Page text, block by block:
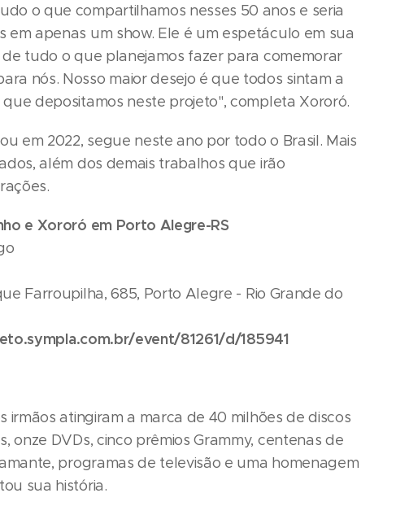
o que compartilhamos nesses 50 anos e seria
em apenas um show. Ele é um espetáculo em sua
tudo o que planejamos fazer para comemorar
nós. Nosso maior desejo é que todos sintam a
depositamos neste projeto", completa Xororó.
em 2022, segue neste ano por todo o Brasil. Mais
além dos demais trabalhos que irão
e Xororó em Porto Alegre-RS
Farroupilha, 685, Porto Alegre - Rio Grande do
event/81261/d/185941
irmãos atingiram a marca de 40 milhões de discos
onze DVDs, cinco prêmios Grammy, centenas de
programas de televisão e uma homenagem
sua história.